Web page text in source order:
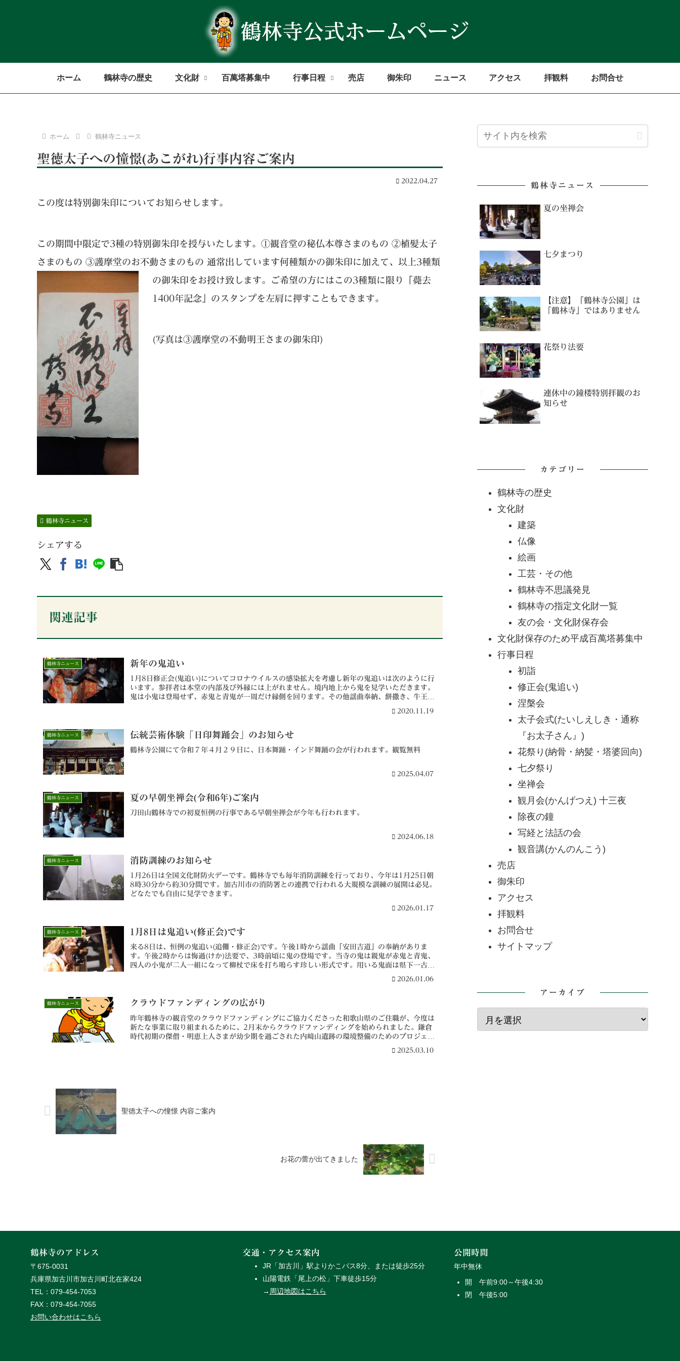
ホーム 鶴林寺の歴史 文化財 百萬塔募集中 行事日程 売店 御朱印 ニュース アクセス 拝観料 お問合せ
ホーム 鶴林寺ニュース
聖徳太子への憧憬(あこがれ)行事内容ご案内
2022.04.27
この度は特別御朱印についてお知らせします。
この期間中限定で3種の特別御朱印を授与いたします。①観音堂の秘仏本尊さまのもの ②植髪太子
さまのもの ③護摩堂のお不動さまのもの 通常出しています何種類かの御朱印に加えて、以上3種類
の御朱印をお授け致します。ご希望の方に はこの3種類に限り「薨去
1400年記念」のスタンプを左肩に押すこともできます。
(写真は③護摩堂の不動明王さまの御朱印)
鶴林寺ニュース
シェアする
関連記事
鶴林寺ニュース 新年の鬼追い
1月8日修正会(鬼追い)についてコロナウイルスの感染拡大を考慮し新年の鬼追いは次のように行
います。参拝者は本堂の内部及び外縁には上がれません。境内地上から鬼を見学いただきます。
鬼は小鬼は登場せず、赤鬼と青鬼が一周だけ縁側を回ります。その他謡曲奉納、餅撒き、牛王宝
2020.11.19
鶴林寺ニュース 伝統芸術体験「日印舞踊会」のお知らせ
鶴林寺公園にて令和７年４月２９日に、日本舞踊・インド舞踊の会が行われます。観覧無料
2025.04.07
鶴林寺ニュース 夏の早朝坐禅会(令和6年)ご案内
刀田山鶴林寺での初夏恒例の行事である早朝坐禅会が今年も行われます。
2024.06.18
鶴林寺ニュース 消防訓練のお知らせ
1月26日は全国文化財防火デーです。鶴林寺でも毎年消防訓練を行っており、今年は1月25日朝
8時30分から約30分間です。加古川市の消防署との連携で行われる大規模な訓練の展開は必見。
どなたでも自由に見学できます。
2026.01.17
鶴林寺ニュース 1月8日は鬼追い(修正会)です
来る8日は、恒例の鬼追い(追儺・修正会)です。午後1時から謡曲「安田吉道」の奉納がありま
す。午後2時からは悔過(けか)法要で、3時前頃に鬼の登場です。当寺の鬼は親鬼が赤鬼と青鬼、
四人の小鬼が二人一組になって柳杖で床を打ち鳴らす珍しい形式です。用いる鬼面は県下一古い
2026.01.06
鶴林寺ニュース クラウドファンディングの広がり
昨年鶴林寺の観音堂のクラウドファンディングにご協力くださった和歌山県のご住職が、今度は
新たな事業に取り組まれるために、2月末からクラウドファンディングを始められました。鎌倉
時代初期の傑僧・明恵上人さまが幼少期を過ごされた内﨑山遺跡の環境整備のためのプロジェク
クトページより引用)「800年の時を超えて、明恵上人の心を未来へ」という想いのもと、新た
2025.03.10
聖徳太子への憧憬 内容ご案内
お花の蕾が出てきました
鶴林寺ニュース
夏の坐禅会
七夕まつり
【注意】「鶴林寺公園」は
「鶴林寺」ではありません
花祭り法要
連休中の鐘楼特別拝観のお
知らせ
カテゴリー
鶴林寺の歴史
文化財
建築
仏像
絵画
工芸・その他
鶴林寺不思議発見
鶴林寺の指定文化財一覧
友の会・文化財保存会
文化財保存のため平成百萬塔募集中
行事日程
初詣
修正会(鬼追い)
涅槃会
太子会式(たいしえしき・通称
『お太子さん』)
花祭り(納骨・納髪・塔婆回向)
七夕祭り
坐禅会
観月会(かんげつえ) 十三夜
除夜の鐘
写経と法話の会
観音講(かんのんこう)
売店
御朱印
アクセス
拝観料
お問合せ
サイトマップ
アーカイブ
鶴林寺のアドレス
〒675-0031
兵庫県加古川市加古川町北在家424
TEL：079-454-7053
FAX：079-454-7055
お問い合わせはこちら
交通・アクセス案内
JR「加古川」駅よりかこバス8分、または徒歩25分
山陽電鉄「尾上の松」下車徒歩15分
→ 周辺地図はこちら
公開時間
年中無休
開 午前9:00～午後4:30
閉 午後5:00